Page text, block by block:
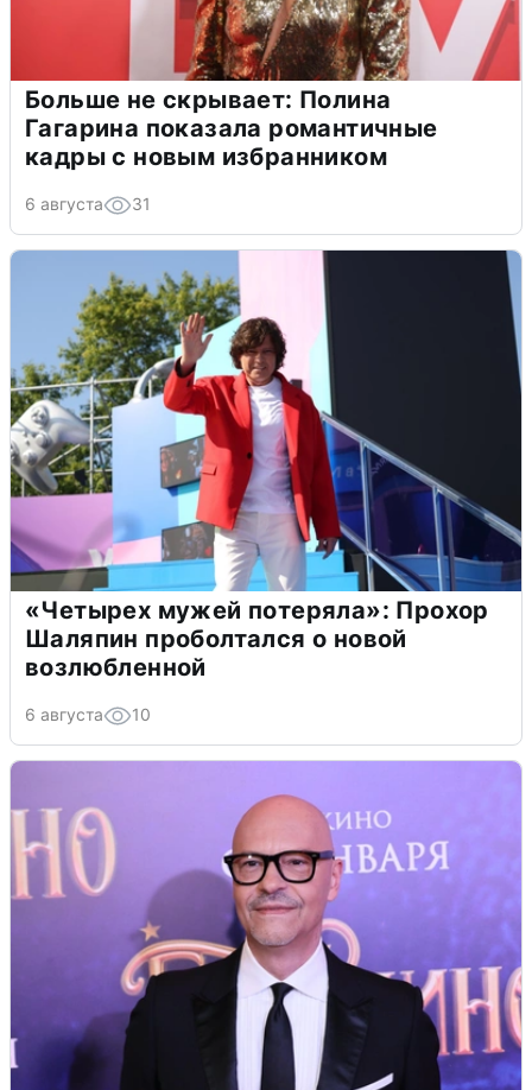
Больше не скрывает: Полина
Гагарина показала романтичные
кадры с новым избранником
6 августа 31
«Четырех мужей потеряла»: Прохор
Шаляпин проболтался о новой
возлюбленной
6 августа 10